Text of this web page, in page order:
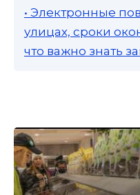
• Электронные
улицах, сроки
что важно знать